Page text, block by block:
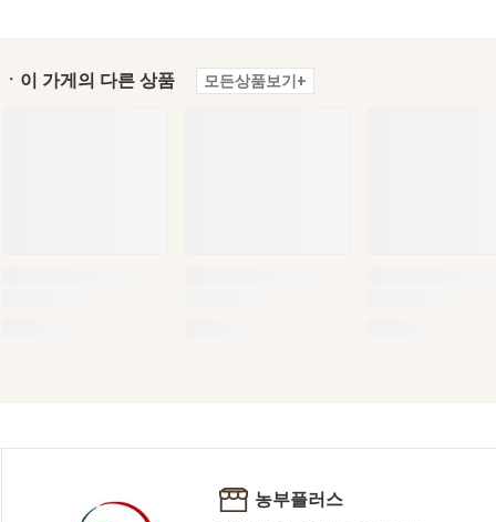
ㆍ이 가게의 다른 상품 모든상품보기+
농부플러스